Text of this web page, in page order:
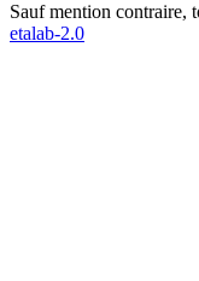
Sauf mention contraire,
etalab-2.0